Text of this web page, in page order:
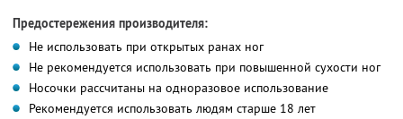
Предостережения производителя:
Не использовать при открытых ранах ног
Не рекомендуется использовать при повышенной сухости ног
Носочки рассчитаны на одноразовое использование
Рекомендуется использовать людям старше 18 лет